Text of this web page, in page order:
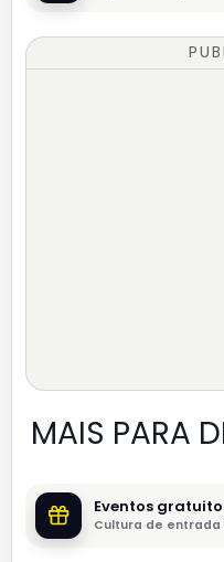
MAIS PARA
Eventos
Cultura de entrada